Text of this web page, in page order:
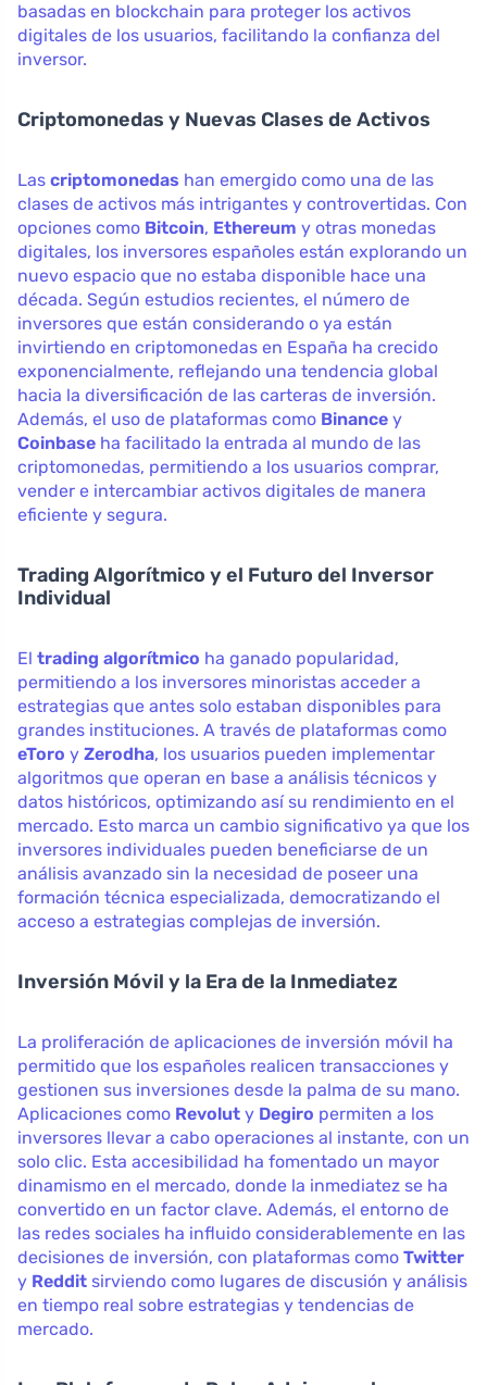
basadas en blockchain para proteger los activos
digitales de los usuarios, facilitando la confianza del
inversor.
Criptomonedas y Nuevas Clases de Activos
Las criptomonedas han emergido como una de las
clases de activos más intrigantes y controvertidas. Con
opciones como Bitcoin, Ethereum y otras monedas
digitales, los inversores españoles están explorando un
nuevo espacio que no estaba disponible hace una
década. Según estudios recientes, el número de
inversores que están considerando o ya están
invirtiendo en criptomonedas en España ha crecido
exponencialmente, reflejando una tendencia global
hacia la diversificación de las carteras de inversión.
Además, el uso de plataformas como Binance y
Coinbase ha facilitado la entrada al mundo de las
criptomonedas, permitiendo a los usuarios comprar,
vender e intercambiar activos digitales de manera
eficiente y segura.
Trading Algorítmico y el Futuro del Inversor
Individual
El trading algorítmico ha ganado popularidad,
permitiendo a los inversores minoristas acceder a
estrategias que antes solo estaban disponibles para
grandes instituciones. A través de plataformas como
eToro y Zerodha, los usuarios pueden implementar
algoritmos que operan en base a análisis técnicos y
datos históricos, optimizando así su rendimiento en el
mercado. Esto marca un cambio significativo ya que los
inversores individuales pueden beneficiarse de un
análisis avanzado sin la necesidad de poseer una
formación técnica especializada, democratizando el
acceso a estrategias complejas de inversión.
Inversión Móvil y la Era de la Inmediatez
La proliferación de aplicaciones de inversión móvil ha
permitido que los españoles realicen transacciones y
gestionen sus inversiones desde la palma de su mano.
Aplicaciones como Revolut y Degiro permiten a los
inversores llevar a cabo operaciones al instante, con un
solo clic. Esta accesibilidad ha fomentado un mayor
dinamismo en el mercado, donde la inmediatez se ha
convertido en un factor clave. Además, el entorno de
las redes sociales ha influido considerablemente en las
decisiones de inversión, con plataformas como Twitter
y Reddit sirviendo como lugares de discusión y análisis
en tiempo real sobre estrategias y tendencias de
mercado.